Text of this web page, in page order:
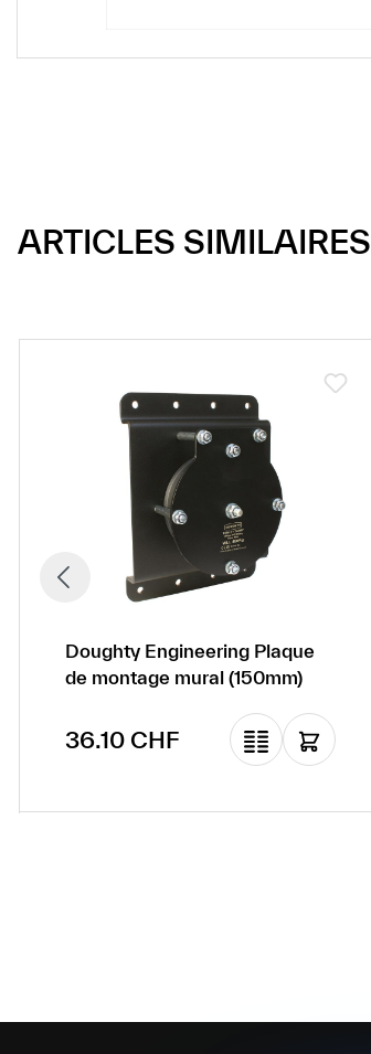
ARTICLES SIMILAIRES
Doughty Engineering Plaque
de montage mural (150mm)
Prix régulier :
36.10 CHF